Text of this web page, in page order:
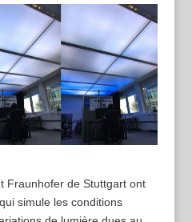
Fraunhofer de Stuttgart ont
simule les conditions